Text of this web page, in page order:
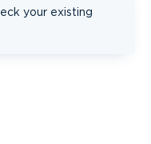
your existing